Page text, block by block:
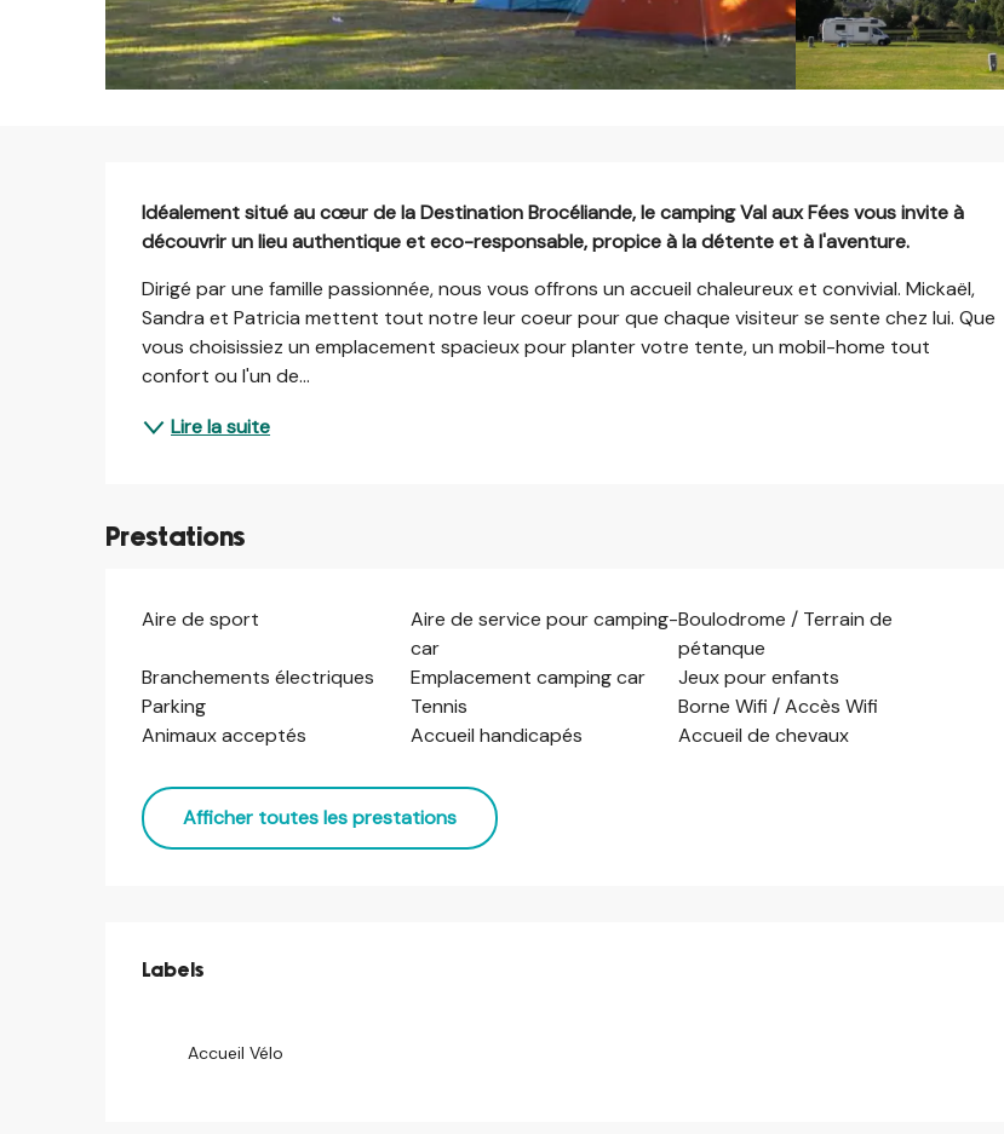
Idéalement situé au cœur de la Destination Brocéliande, le camping Val aux Fées vous invite à
découvrir un lieu authentique et eco-responsable, propice à la détente et à l'aventure.
Dirigé par une famille passionnée, nous vous offrons un accueil chaleureux et convivial. Mickaël,
Sandra et Patricia mettent tout notre leur coeur pour que chaque visiteur se sente chez lui. Que
vous choisissiez un emplacement spacieux pour planter votre tente, un mobil-home tout
confort ou l'un de...
Lire la suite
Prestations
Aire de sport
Aire de service pour camping-
car
Boulodrome / Terrain de
pétanque
Branchements électriques
Emplacement camping car
Jeux pour enfants
Parking
Tennis
Borne Wifi / Accès Wifi
Animaux acceptés
Accueil handicapés Accueil de chevaux
Afficher toutes les prestations
Offres de prestations
Labels
Labels
Accueil Vélo